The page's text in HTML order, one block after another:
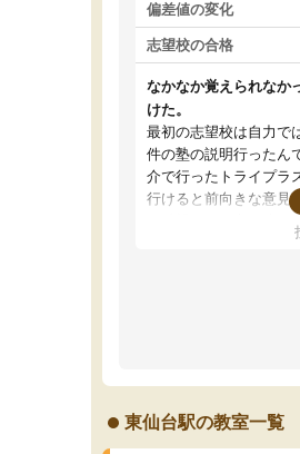
偏差値の変化
志望校の合格
なかなか覚えられなか
けた。
最初の志望校は自力で
件の塾の説明行ったん
介で行ったトライプラ
行けると前向きな意見
で希望のある方に決め
てるからと自宅での
東仙台駅の教室一覧